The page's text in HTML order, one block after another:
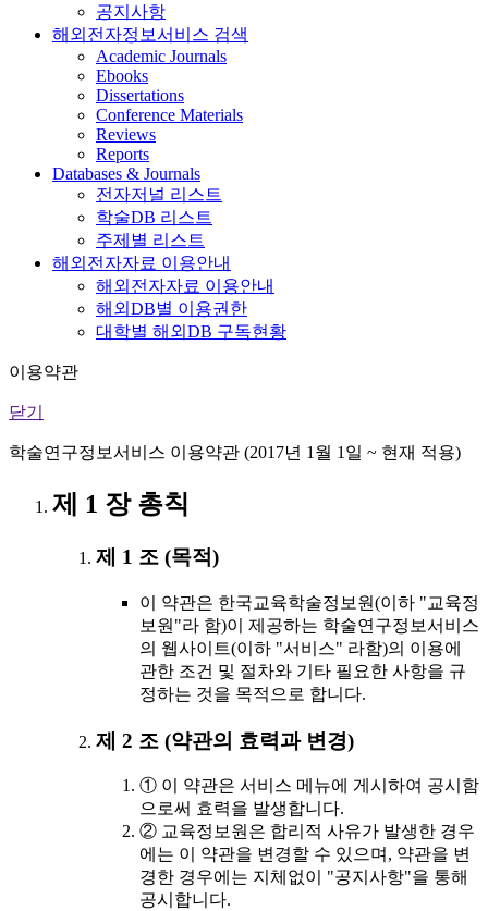
공지사항
해외전자정보서비스 검색
Academic Journals
Ebooks
Dissertations
Conference Materials
Reviews
Reports
Databases & Journals
전자저널 리스트
학술DB 리스트
주제별 리스트
해외전자자료 이용안내
해외전자자료 이용안내
해외DB별 이용권한
대학별 해외DB 구독현황
이용약관
닫기
학술연구정보서비스 이용약관 (2017년 1월 1일 ~ 현재 적용)
제 1 장 총칙
제 1 조 (목적)
이 약관은 한국교육학술정보원(이하 "교육정
보원"라 함)이 제공하는 학술연구정보서비스
의 웹사이트(이하 "서비스" 라함)의 이용에
관한 조건 및 절차와 기타 필요한 사항을 규
정하는 것을 목적으로 합니다.
제 2 조 (약관의 효력과 변경)
① 이 약관은 서비스 메뉴에 게시하여 공시함
으로써 효력을 발생합니다.
② 교육정보원은 합리적 사유가 발생한 경우
에는 이 약관을 변경할 수 있으며, 약관을 변
경한 경우에는 지체없이 "공지사항"을 통해
공시합니다.